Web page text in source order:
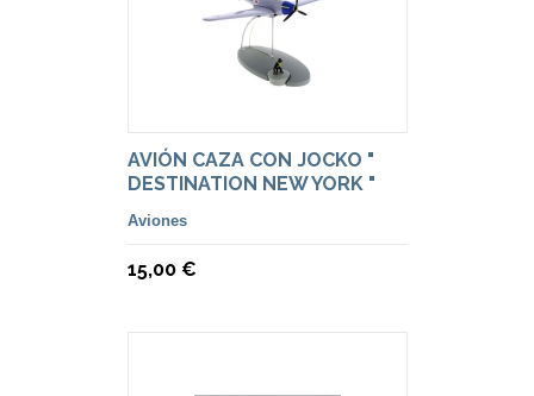
AVIÓN CAZA CON JOCKO "
DESTINATION NEW YORK "
Aviones
15,00 €